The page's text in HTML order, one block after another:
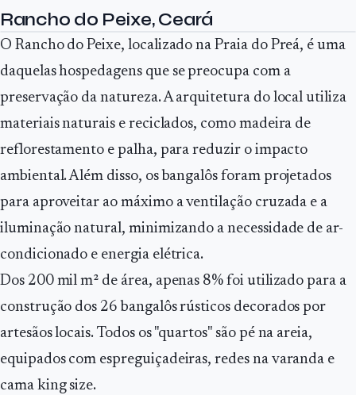
Rancho do Peixe, Ceará
O Rancho do Peixe, localizado na Praia do Preá, é uma
daquelas hospedagens que se preocupa com a
preservação da natureza. A arquitetura do local utiliza
materiais naturais e reciclados, como madeira de
reflorestamento e palha, para reduzir o impacto
ambiental. Além disso, os bangalôs foram projetados
para aproveitar ao máximo a ventilação cruzada e a
iluminação natural, minimizando a necessidade de ar-
condicionado e energia elétrica.
Dos 200 mil m² de área, apenas 8% foi utilizado para a
construção dos 26 bangalôs rústicos decorados por
artesãos locais. Todos os "quartos" são pé na areia,
equipados com espreguiçadeiras, redes na varanda e
cama king size.